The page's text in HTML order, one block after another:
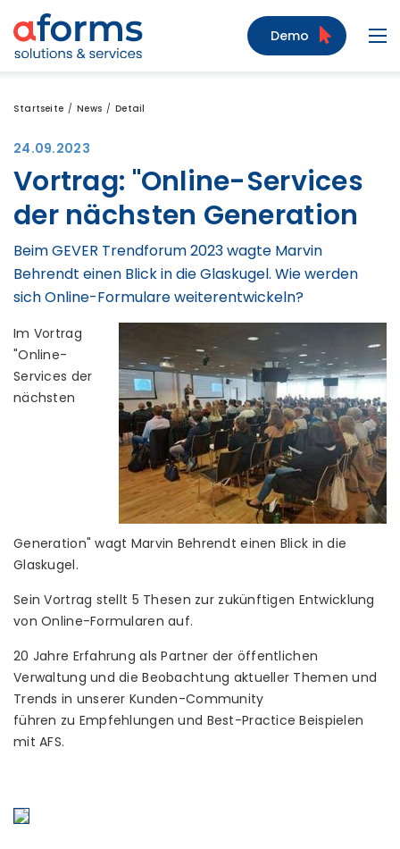
Zum Inhalt
Zum Menü
Zur Suche
Demo
Startseite News Detail
24.09.2023
Vortrag: "Online-Services
der nächsten Generation
Beim GEVER Trendforum 2023 wagte Marvin
Behrendt einen Blick in die Glaskugel. Wie werden
sich Online-Formulare weiterentwickeln?
Im Vortrag
"Online-
Services der
nächsten
Generation" wagt Marvin Behrendt einen Blick in die
Glaskugel.
Sein Vortrag stellt 5 Thesen zur zukünftigen Entwicklung
von Online-Formularen auf.
20 Jahre Erfahrung als Partner der öffentlichen
Verwaltung und die Beobachtung aktueller Themen und
Trends in unserer Kunden-Community
führen zu Empfehlungen und Best-Practice Beispielen
mit AFS.